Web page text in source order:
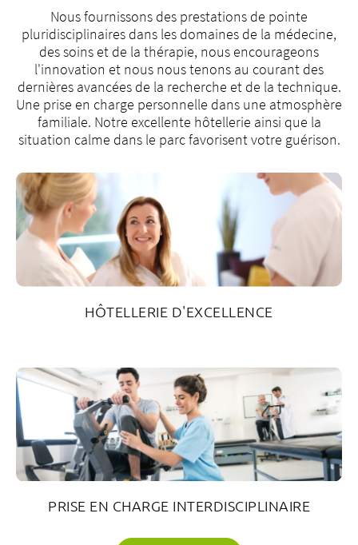
et de 13h00 à 17h00
+41 61 315 23 64ou+41 61 315 23 65
physiotherapie@bethesda-spital.ch
Vers la physiothérapie
Hernie discale
Maux de tête et de nuque
Perte de force avec l'âge
Ostéoporose
Maux de dos
Sténose du canal rachidien
Nous fournissons des prestations de pointe
pluridisciplinaires dans les domaines de la médecine,
des soins et de la thérapie, nous encourageons
l'innovation et nous nous tenons au courant des
dernières avancées de la recherche et de la technique.
Une prise en charge personnelle dans une atmosphère
familiale. Notre excellente hôtellerie ainsi que la
situation calme dans le parc favorisent votre guérison.
HÔTELLERIE D'EXCELLENCE
PRISE EN CHARGE INTERDISCIPLINAIRE